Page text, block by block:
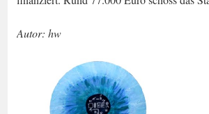
Autor: hw